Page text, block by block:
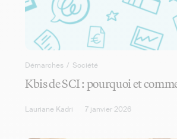
Démarches / Société
Kbis de SCI : pourquoi et
Lauriane Kadri 7 janvier 2026